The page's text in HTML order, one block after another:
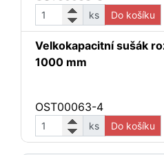
ks Do košíku
Velkokapacitní sušák
1000 mm
OST00063-4
ks Do košíku